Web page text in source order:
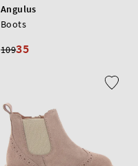
Angulus
Boots
10935